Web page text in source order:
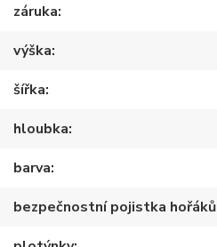
záruka
výška
šířka
hloubka
barva
bezpečnostní pojistka hořáků